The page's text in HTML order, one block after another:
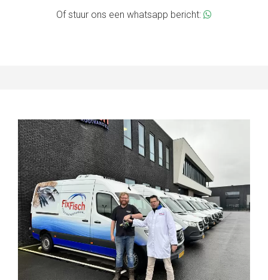
Of stuur ons een whatsapp bericht: